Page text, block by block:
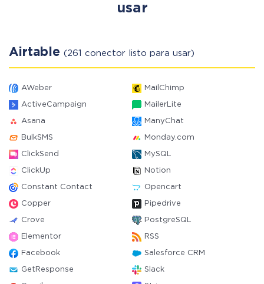
usar
Airtable (261 conector listo para usar)
AWeber MailChimp
ActiveCampaign MailerLite
Asana ManyChat
BulkSMS Monday.com
ClickSend MySQL
ClickUp Notion
Constant Contact Opencart
Copper Pipedrive
Crove PostgreSQL
Elementor RSS
Facebook Salesforce CRM
GetResponse Slack